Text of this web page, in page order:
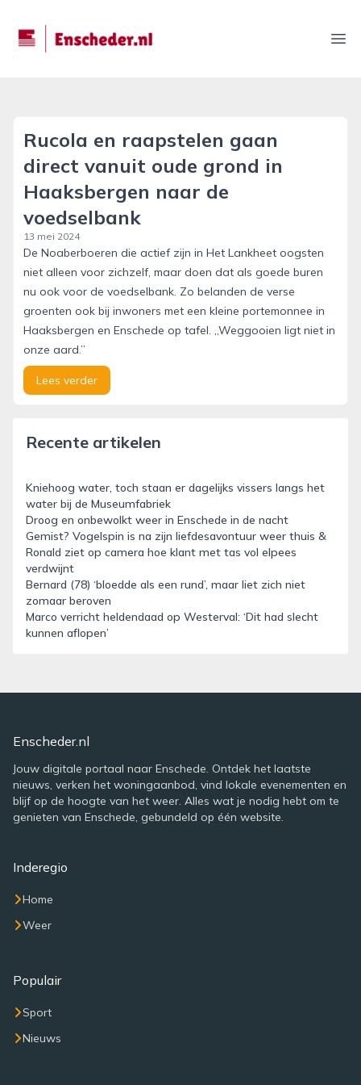
enscheder.nl
Rucola en raapstelen gaan
direct vanuit oude grond in
Haaksbergen naar de
voedselbank
13 mei 2024
De Noaberboeren die actief zijn in Het Lankheet oogsten
niet alleen voor zichzelf, maar doen dat als goede buren
nu ook voor de voedselbank. Zo belanden de verse
groenten ook bij inwoners met een kleine portemonnee in
Haaksbergen en Enschede op tafel. „Weggooien ligt niet in
onze aard.”
Lees verder
Recente artikelen
Kniehoog water, toch staan er dagelijks vissers langs het
water bij de Museumfabriek
Droog en onbewolkt weer in Enschede in de nacht
Gemist? Vogelspin is na zijn liefdesavontuur weer thuis &
Ronald ziet op camera hoe klant met tas vol elpees
verdwijnt
Bernard (78) ‘bloedde als een rund’, maar liet zich niet
zomaar beroven
Marco verricht heldendaad op Westerval: ‘Dit had slecht
kunnen aflopen’
Enscheder.nl
Jouw digitale portaal naar Enschede. Ontdek het laatste
nieuws, verken het woningaanbod, vind lokale evenementen en
blijf op de hoogte van het weer. Alles wat je nodig hebt om te
genieten van Enschede, gebundeld op één website.
Inderegio
Home
Weer
Populair
Sport
Nieuws